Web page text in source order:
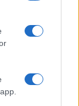
prześwit
są
stanowią
napęd na